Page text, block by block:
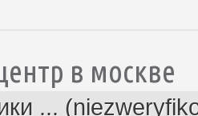
в москве
...